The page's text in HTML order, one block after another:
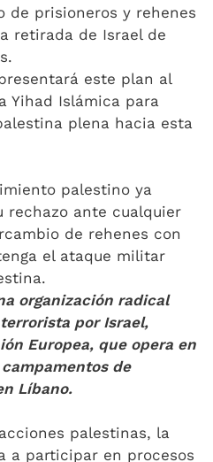
de prisioneros y rehenes
retirada de Israel de
este plan al
Yihad Islámica para
plena hacia esta
palestino ya
rechazo ante cualquier
de rehenes con
el ataque militar
organización radical
por Israel,
Europea, que opera en
de
Líbano.
palestinas, la
a participar en procesos